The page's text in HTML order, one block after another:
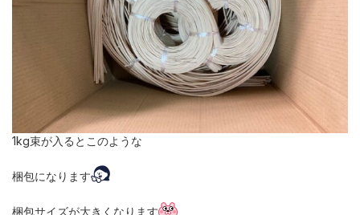
1kg束が入るとこのような
梱包になります
梱包サイズが大きくなります